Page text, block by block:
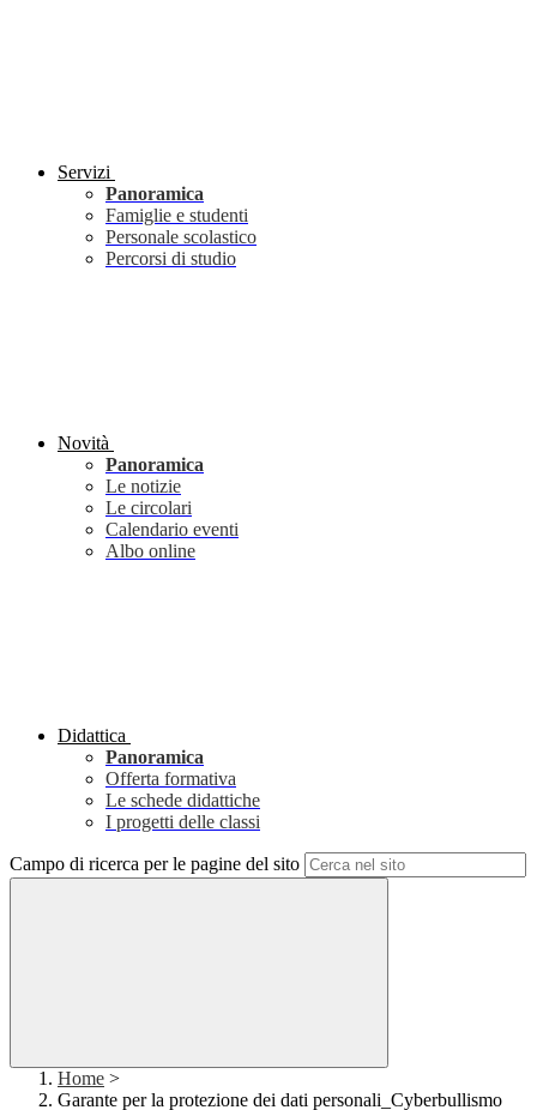
Servizi
Panoramica
Famiglie e studenti
Personale scolastico
Percorsi di studio
Novità
Panoramica
Le notizie
Le circolari
Calendario eventi
Albo online
Didattica
Panoramica
Offerta formativa
Le schede didattiche
I progetti delle classi
Campo di ricerca per le pagine del sito
Home >
Garante per la protezione dei dati personali_Cyberbullismo